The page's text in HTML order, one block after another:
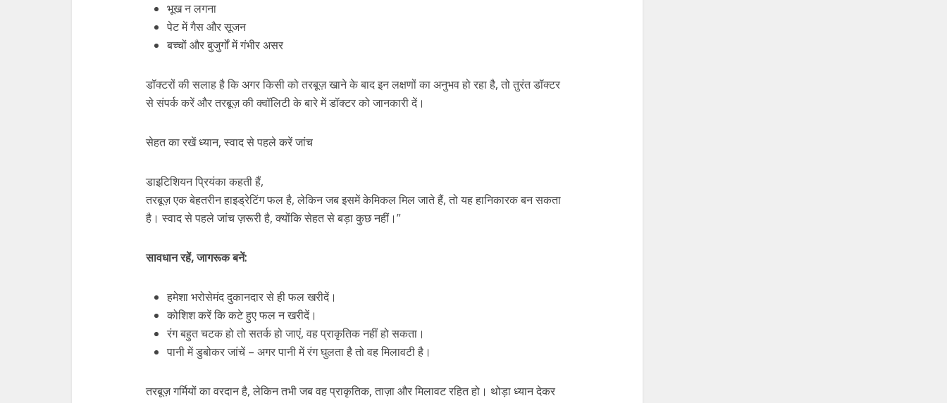
भूख न लगना
पेट में गैस और सूजन
बच्चों और बुजुर्गों में गंभीर असर
डॉक्टरों की सलाह है कि अगर किसी को तरबूज़ खाने के बाद इन लक्षणों का अनुभव हो रहा है, तो तुरंत डॉक्टर
से संपर्क करें और तरबूज़ की क्वॉलिटी के बारे में डॉक्टर को जानकारी दें।
सेहत का रखें ध्यान, स्वाद से पहले करें जांच
डाइटिशियन प्रियंका कहती हैं,
तरबूज़ एक बेहतरीन हाइड्रेटिंग फल है, लेकिन जब इसमें केमिकल मिल जाते हैं, तो यह हानिकारक बन सकता
है। स्वाद से पहले जांच ज़रूरी है, क्योंकि सेहत से बड़ा कुछ नहीं।”
सावधान रहें, जागरूक बनें:
हमेशा भरोसेमंद दुकानदार से ही फल खरीदें।
कोशिश करें कि कटे हुए फल न खरीदें।
रंग बहुत चटक हो तो सतर्क हो जाएं, वह प्राकृतिक नहीं हो सकता।
पानी में डुबोकर जांचें – अगर पानी में रंग घुलता है तो वह मिलावटी है।
तरबूज़ गर्मियों का वरदान है, लेकिन तभी जब वह प्राकृतिक, ताज़ा और मिलावट रहित हो। थोड़ा ध्यान देकर